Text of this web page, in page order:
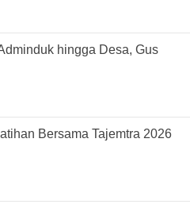
hingga Desa, Gus
Bersama Tajemtra 2026